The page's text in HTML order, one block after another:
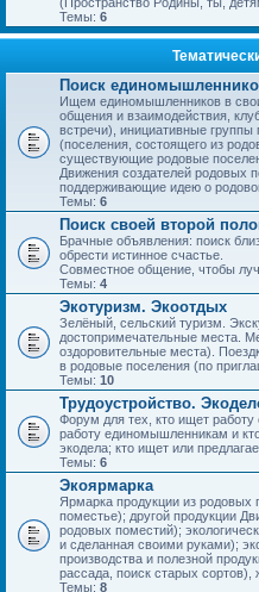
Темы: 6
Поиск
Ищем единомышленников в
общения и взаимодействия,
встречи), инициативные группы
(поселения, состоящего из
существующие родовые
Движения создателей родовых
поддерживающие идею о
Темы: 6
Поиск своей второй
Брачные объявления: поиск
обрести истинное счастье.
Совместное общение, чтобы
Темы: 4
Экотуризм. Экоотдых
Зелёный, сельский туризм.
достопримечательные места.
оздоровительные места).
в родовые поселения (по
Темы: 10
Трудоустройство.
Форум для тех, кто ищет
работу единомышленникам и
экодела; кто ищет или
Темы: 6
Экоярмарка
Ярмарка продукции из
поместье); другой продукции
родовых поместий);
и сделанная своими руками);
производства и полезной
рассада, поиск старых сортов),
Темы: 8